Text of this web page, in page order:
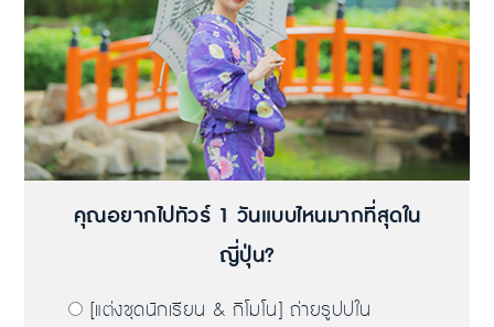
คุณอยากไปทัวร์ 1 วันแบบไหนมากที่สุดใน
ญี่ปุ่น?
[แต่งชุดนักเรียน & กิโมโน] ถ่ายรูปปใน